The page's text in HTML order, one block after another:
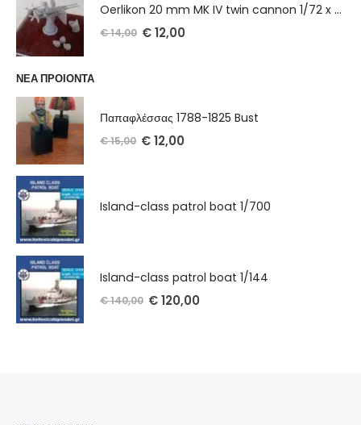
Oerlikon 20 mm MK IV twin cannon 1/72 x 2 τμχ
€14,00 €12,00
ΝΕΑ ΠΡΟΙΟΝΤΑ
Παπαφλέσσας 1788-1825 Bust
€15,00 €12,00
Island-class patrol boat 1/700
Island-class patrol boat 1/144
€140,00 €120,00